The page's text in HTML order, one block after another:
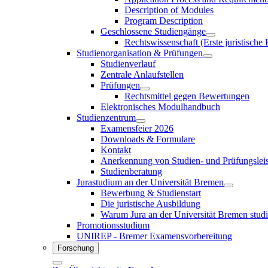
Description of Modules
Program Description
Geschlossene Studiengänge
Rechtswissenschaft (Erste juristische
Studienorganisation & Prüfungen
Studienverlauf
Zentrale Anlaufstellen
Prüfungen
Rechtsmittel gegen Bewertungen
Elektronisches Modulhandbuch
Studienzentrum
Examensfeier 2026
Downloads & Formulare
Kontakt
Anerkennung von Studien- und
Studienberatung
Jurastudium an der Universität Bremen
Bewerbung & Studienstart
Die juristische Ausbildung
Warum Jura an der Universität Bremen
Promotionsstudium
UNIREP - Bremer Examensvorbereitung
Forschung